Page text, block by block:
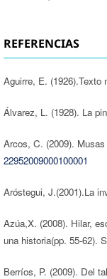
REFERENCIAS
Aguirre, E. (1926).Texto
Álvarez, L. (1928). La
Arcos, C. (2009).
22952009000100001
Aróstegui, J.(2001).La
Azúa,X. (2008). Hilar,
una historia(pp. 55-62).
Berríos, P. (2009). Del